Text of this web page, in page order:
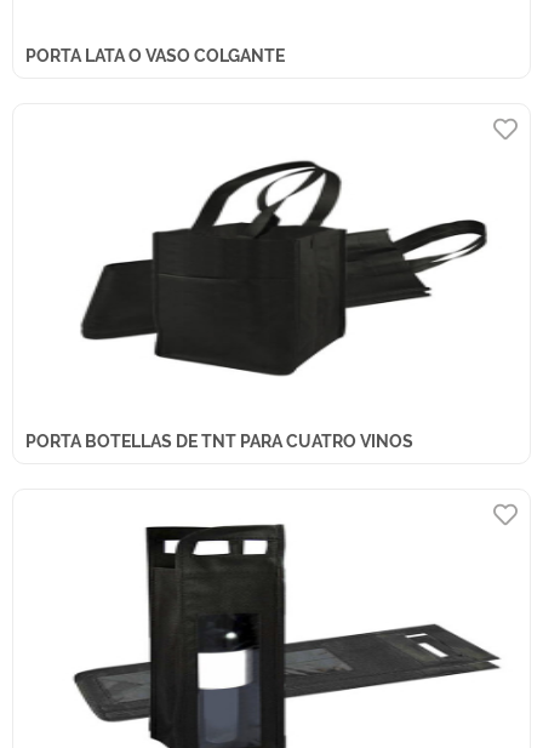
PORTA LATA O VASO COLGANTE
PORTA BOTELLAS DE TNT PARA CUATRO VINOS